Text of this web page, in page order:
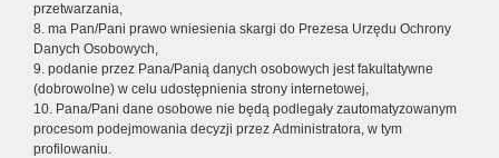
przetwarzania,
8. ma Pan/Pani prawo wniesienia skargi do Prezesa Urzędu Ochrony
Danych Osobowych,
9. podanie przez Pana/Panią danych osobowych jest fakultatywne
(dobrowolne) w celu udostępnienia strony internetowej,
10. Pana/Pani dane osobowe nie będą podlegały zautomatyzowanym
procesom podejmowania decyzji przez Administratora, w tym
profilowaniu.